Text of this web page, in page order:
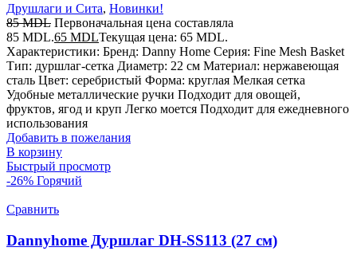
Друшлаги и Сита, Новинки!
85MDL Первоначальная цена составляла
85 MDL.65 MDLТекущая цена: 65 MDL.
Характеристики: Бренд: Danny Home Серия: Fine Mesh Basket
Тип: дуршлаг-сетка Диаметр: 22 см Материал: нержавеющая
сталь Цвет: серебристый Форма: круглая Мелкая сетка
Удобные металлические ручки Подходит для овощей,
фруктов, ягод и круп Легко моется Подходит для ежедневного
использования
Добавить в пожелания
В корзину
Быстрый просмотр
-26% Горячий
Сравнить
Dannyhome Дуршлаг DH-SS113 (27 см)